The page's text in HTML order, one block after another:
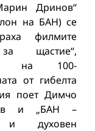
Дринов“
на БАН) се
филмите
щастие“,
на 100-
от гибелта
поет Димчо
и „БАН –
и духовен